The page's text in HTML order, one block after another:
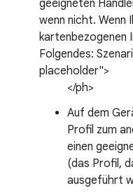
geeigneten
wenn nicht. Wenn
kartenbezogenen
Folgendes:
placeholder">
</ph>
Auf dem
Profil zum
einen
(das Profil,
ausgeführt